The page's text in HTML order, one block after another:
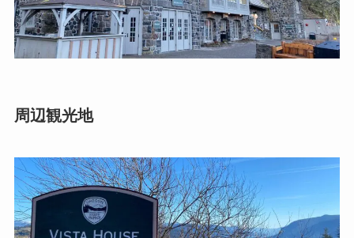
周辺観光地